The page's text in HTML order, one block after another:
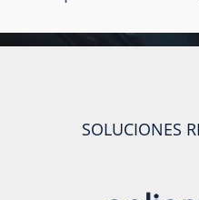
SOLUCIONES